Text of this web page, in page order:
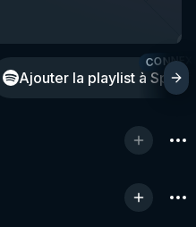
Ajouter la playlist à